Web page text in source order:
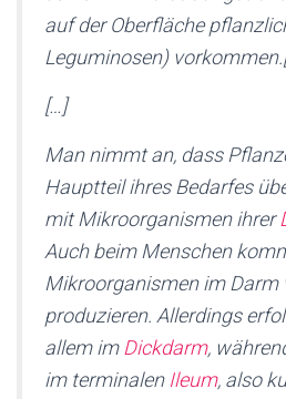
auf der Oberfläche
Leguminosen)
[…]
Man nimmt an, dass
Hauptteil ihres Bedarfes
mit Mikroorganismen ihrer
Auch beim Menschen
Mikroorganismen im Darm
produzieren. Allerdings
allem im Dickdarm,
im terminalen Ileum, also